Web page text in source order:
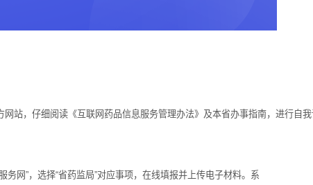
站，仔细阅读《互联网药品信息服务管理办法》及本省办事指南，进行自
网”，选择“省药监局”对应事项，在线填报并上传电子材料。系